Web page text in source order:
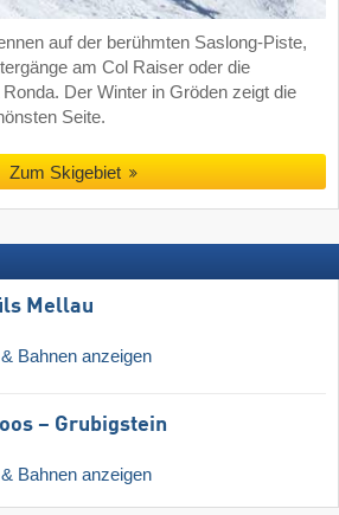
auf der berühmten Saslong-Piste,
am Col Raiser oder die
Der Winter in Gröden zeigt die
Seite.
Zum Skigebiet
Mellau
Bahnen anzeigen
– Grubigstein
Bahnen anzeigen